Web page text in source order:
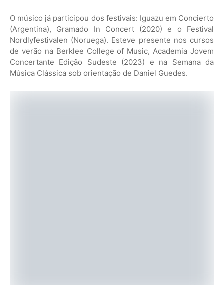
O músico já participou dos festivais: Iguazu em Concierto
(Argentina), Gramado In Concert (2020) e o Festival
Nordlyfestivalen (Noruega). Esteve presente nos cursos
de verão na Berklee College of Music, Academia Jovem
Concertante Edição Sudeste (2023) e na Semana da
Música Clássica sob orientação de Daniel Guedes.